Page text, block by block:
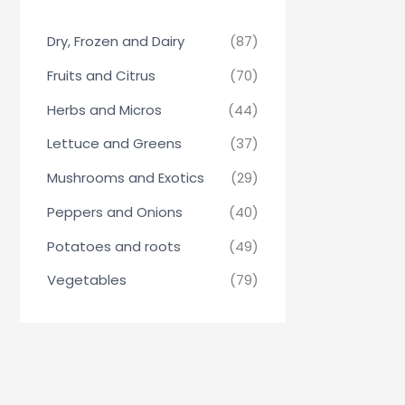
Dry, Frozen and Dairy
(87)
Fruits and Citrus
(70)
Herbs and Micros
(44)
Lettuce and Greens
(37)
Mushrooms and Exotics
(29)
Peppers and Onions
(40)
Potatoes and roots
(49)
Vegetables
(79)